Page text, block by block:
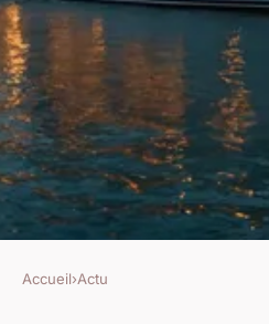
Accueil›Actu